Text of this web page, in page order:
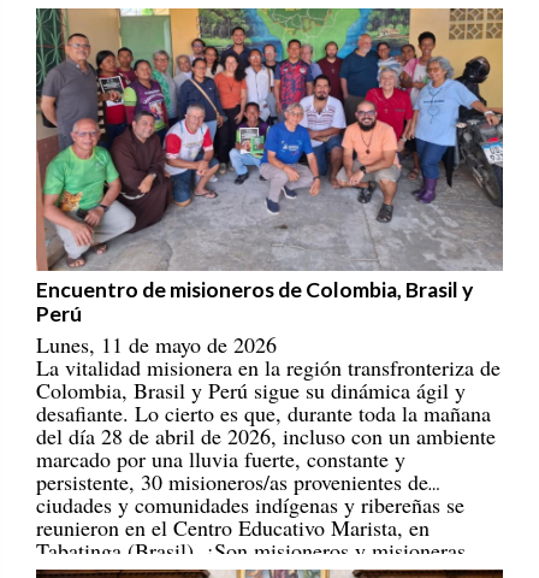
Encuentro de misioneros de Colombia, Brasil y
Perú
Lunes, 11 de mayo de 2026
La vitalidad misionera en la región transfronteriza de
Colombia, Brasil y Perú sigue su dinámica ágil y
desafiante. Lo cierto es que, durante toda la mañana
del día 28 de abril de 2026, incluso con un ambiente
marcado por una lluvia fuerte, constante y
persistente, 30 misioneros/as provenientes de
ciudades y comunidades indígenas y ribereñas se
reunieron en el Centro Educativo Marista, en
Tabatinga (Brasil). ¡Son misioneros y misioneras